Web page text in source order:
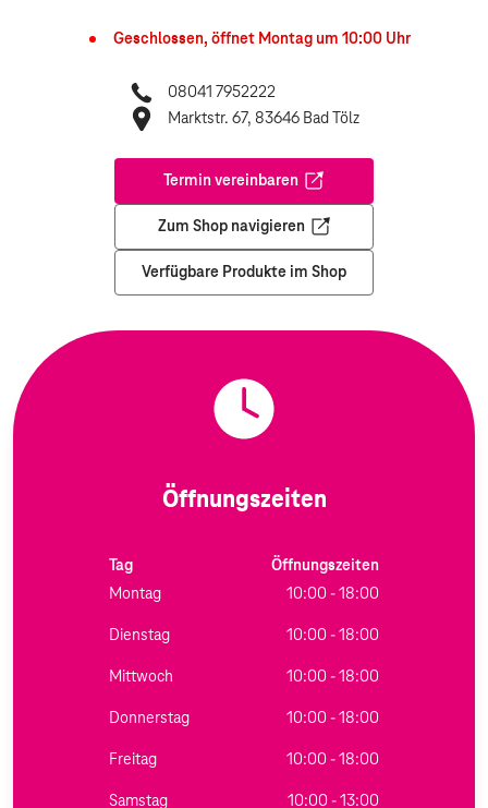
Geschlossen, öffnet Montagum 10:00Uhr
08041 7952222
Marktstr. 67, 83646 Bad Tölz
Termin vereinbaren
Öffnet in einem neuen Tab
Zum Shop navigieren
Öffnet in einem neuen Tab
Verfügbare Produkte im Shop
Öffnungszeiten
Tag
Öffnungszeiten
Montag
10:00 - 18:00
Dienstag 10:00 - 18:00
Mittwoch 10:00 - 18:00
Donnerstag 10:00 - 18:00
Freitag 10:00 - 18:00
Samstag 10:00 - 13:00